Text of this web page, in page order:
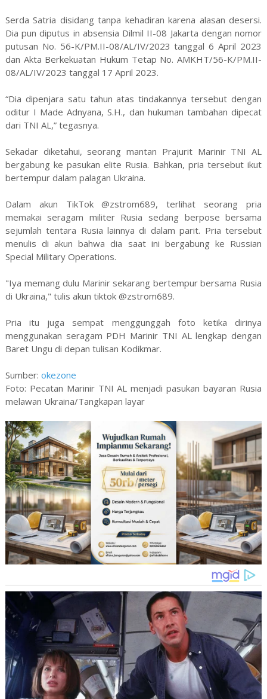
Serda Satria disidang tanpa kehadiran karena alasan desersi.
Dia pun diputus in absensia Dilmil II-08 Jakarta dengan nomor
putusan No. 56-K/PM.II-08/AL/IV/2023 tanggal 6 April 2023
dan Akta Berkekuatan Hukum Tetap No. AMKHT/56-K/PM.II-
08/AL/IV/2023 tanggal 17 April 2023.
“Dia dipenjara satu tahun atas tindakannya tersebut dengan
oditur I Made Adnyana, S.H., dan hukuman tambahan dipecat
dari TNI AL,” tegasnya.
Sekadar diketahui, seorang mantan Prajurit Marinir TNI AL
bergabung ke pasukan elite Rusia. Bahkan, pria tersebut ikut
bertempur dalam palagan Ukraina.
Dalam akun TikTok @zstrom689, terlihat seorang pria
memakai seragam militer Rusia sedang berpose bersama
sejumlah tentara Rusia lainnya di dalam parit. Pria tersebut
menulis di akun bahwa dia saat ini bergabung ke Russian
Special Military Operations.
"Iya memang dulu Marinir sekarang bertempur bersama Rusia
di Ukraina," tulis akun tiktok @zstrom689.
Pria itu juga sempat menggunggah foto ketika dirinya
menggunakan seragam PDH Marinir TNI AL lengkap dengan
Baret Ungu di depan tulisan Kodikmar.
Sumber: okezone
Foto: Pecatan Marinir TNI AL menjadi pasukan bayaran Rusia
melawan Ukraina/Tangkapan layar